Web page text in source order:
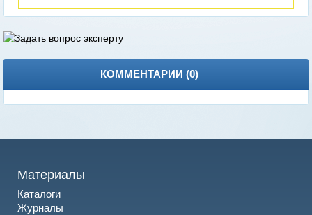
КОММЕНТАРИИ (0)
Материалы
Каталоги
Журналы